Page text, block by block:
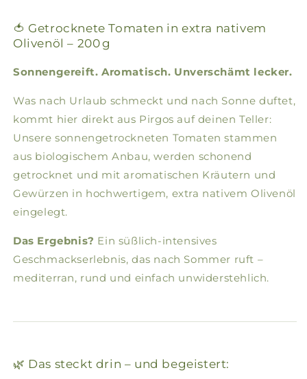
🍅 Getrocknete Tomaten in extra nativem
Olivenöl – 200 g
Sonnengereift. Aromatisch. Unverschämt lecker.
Was nach Urlaub schmeckt und nach Sonne duftet,
kommt hier direkt aus Pirgos auf deinen Teller:
Unsere sonnengetrockneten Tomaten stammen
aus biologischem Anbau, werden schonend
getrocknet und mit aromatischen Kräutern und
Gewürzen in hochwertigem, extra nativem Olivenöl
eingelegt.
Das Ergebnis? Ein süßlich-intensives
Geschmackserlebnis, das nach Sommer ruft –
mediterran, rund und einfach unwiderstehlich.
🌿 Das steckt drin – und begeistert: